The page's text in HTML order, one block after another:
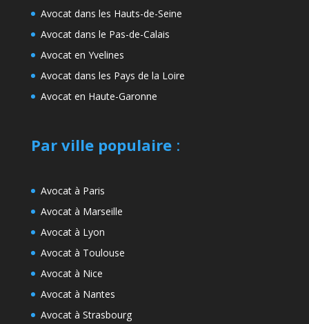
Avocat dans les Hauts-de-Seine
Avocat dans le Pas-de-Calais
Avocat en Yvelines
Avocat dans les Pays de la Loire
Avocat en Haute-Garonne
Par ville populaire:
Avocat à Paris
Avocat à Marseille
Avocat à Lyon
Avocat à Toulouse
Avocat à Nice
Avocat à Nantes
Avocat à Strasbourg